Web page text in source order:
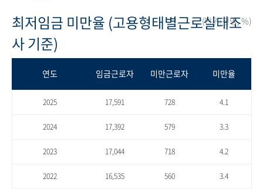
최저임금 미만율 (고용형태별근로실태조
사 기준)
(단위:천명, %)
연도 임금근로자 미만근로자 미만율
2025 17,591 728 4.1
2024 17,392 579 3.3
2023 17,044 718 4.2
2022 16,535 560 3.4